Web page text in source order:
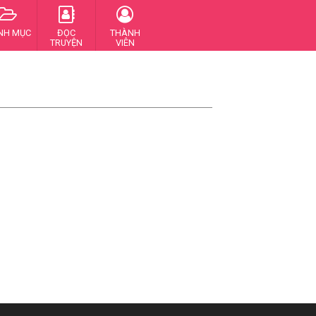
MỤC
ĐỌC
TRUYỆN
THÀNH
VIÊN